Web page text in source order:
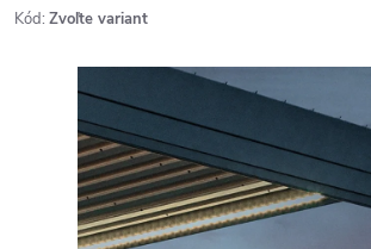
Kód: Zvoľte variant